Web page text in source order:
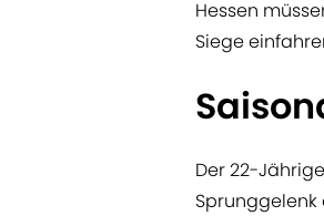
Hessen
Siege
Der 22-